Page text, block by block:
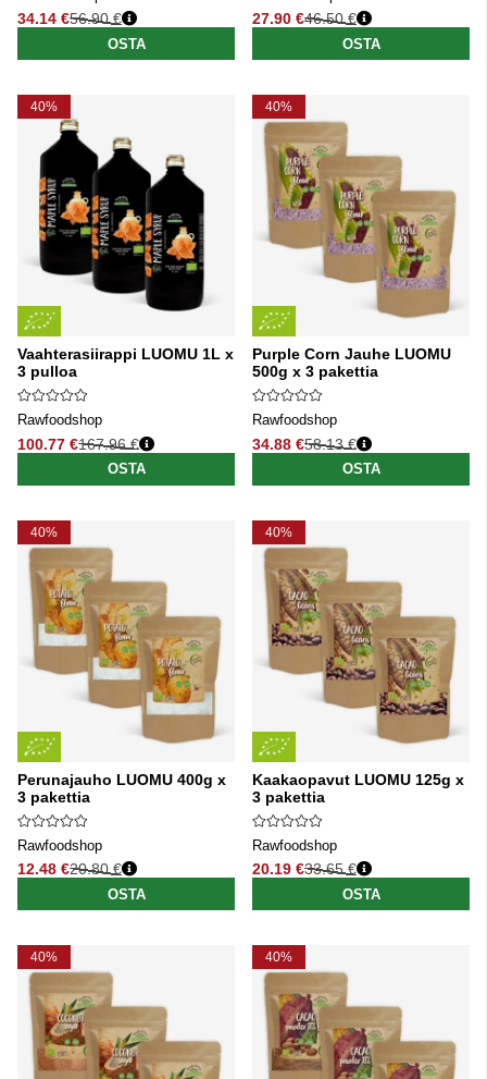
34.14 €
Normaali hinta
56.90 €
OSTA
27.90 €
Normaali hinta
46.50 €
OSTA
40%
Vaahterasiirappi LUOMU 1L x
3 pulloa
Rawfoodshop
100.77 €
Normaali hinta
167.96 €
OSTA
40%
Purple Corn Jauhe LUOMU
500g x 3 pakettia
Rawfoodshop
34.88 €
Normaali hinta
58.13 €
OSTA
40%
Perunajauho LUOMU 400g x
3 pakettia
Rawfoodshop
12.48 €
Normaali hinta
20.80 €
OSTA
40%
Kaakaopavut LUOMU 125g x
3 pakettia
Rawfoodshop
20.19 €
Normaali hinta
33.65 €
OSTA
40% 40%